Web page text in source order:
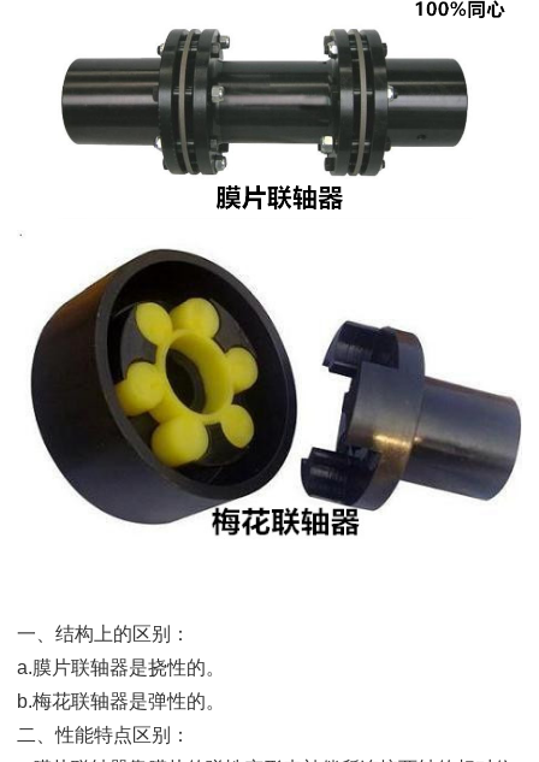
一、结构上的区别：
a.膜片联轴器是挠性的。
b.梅花联轴器是弹性的。
二、性能特点区别：